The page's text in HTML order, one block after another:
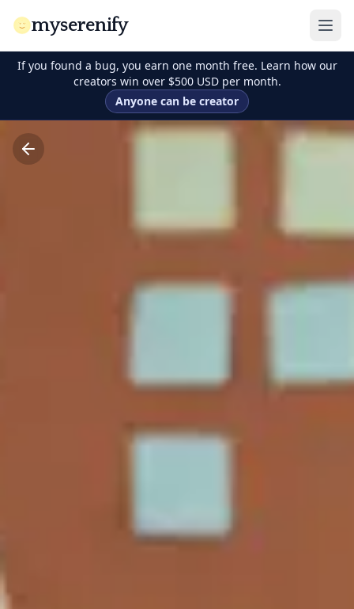
myserenify
If you found a bug, you earn one month free. Learn how our
creators win over $500 USD per month.
Anyone can be creator